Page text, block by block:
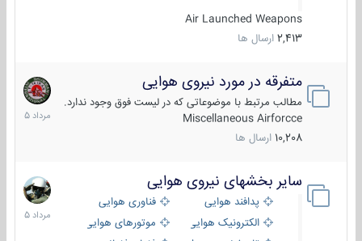
Air Launched Weapons
2,413 ارسال ها
متفرقه در مورد نیروی هوایی
مطالب مرتبط با موضوعاتی که در لیست فوق وجود ندارد.
Miscellaneous Airforcce
10,208 ارسال ها
7
مرداد
1405
سایر بخشهای نیروی هوایی
پدافند هوایی
فناوری هوایی
الکترونیک هوایی
موتورهای هوایی
2
مرداد
1405